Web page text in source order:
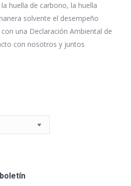
huella de carbono, la huella
solvente el desempeño
una Declaración Ambiental de
con nosotros y juntos